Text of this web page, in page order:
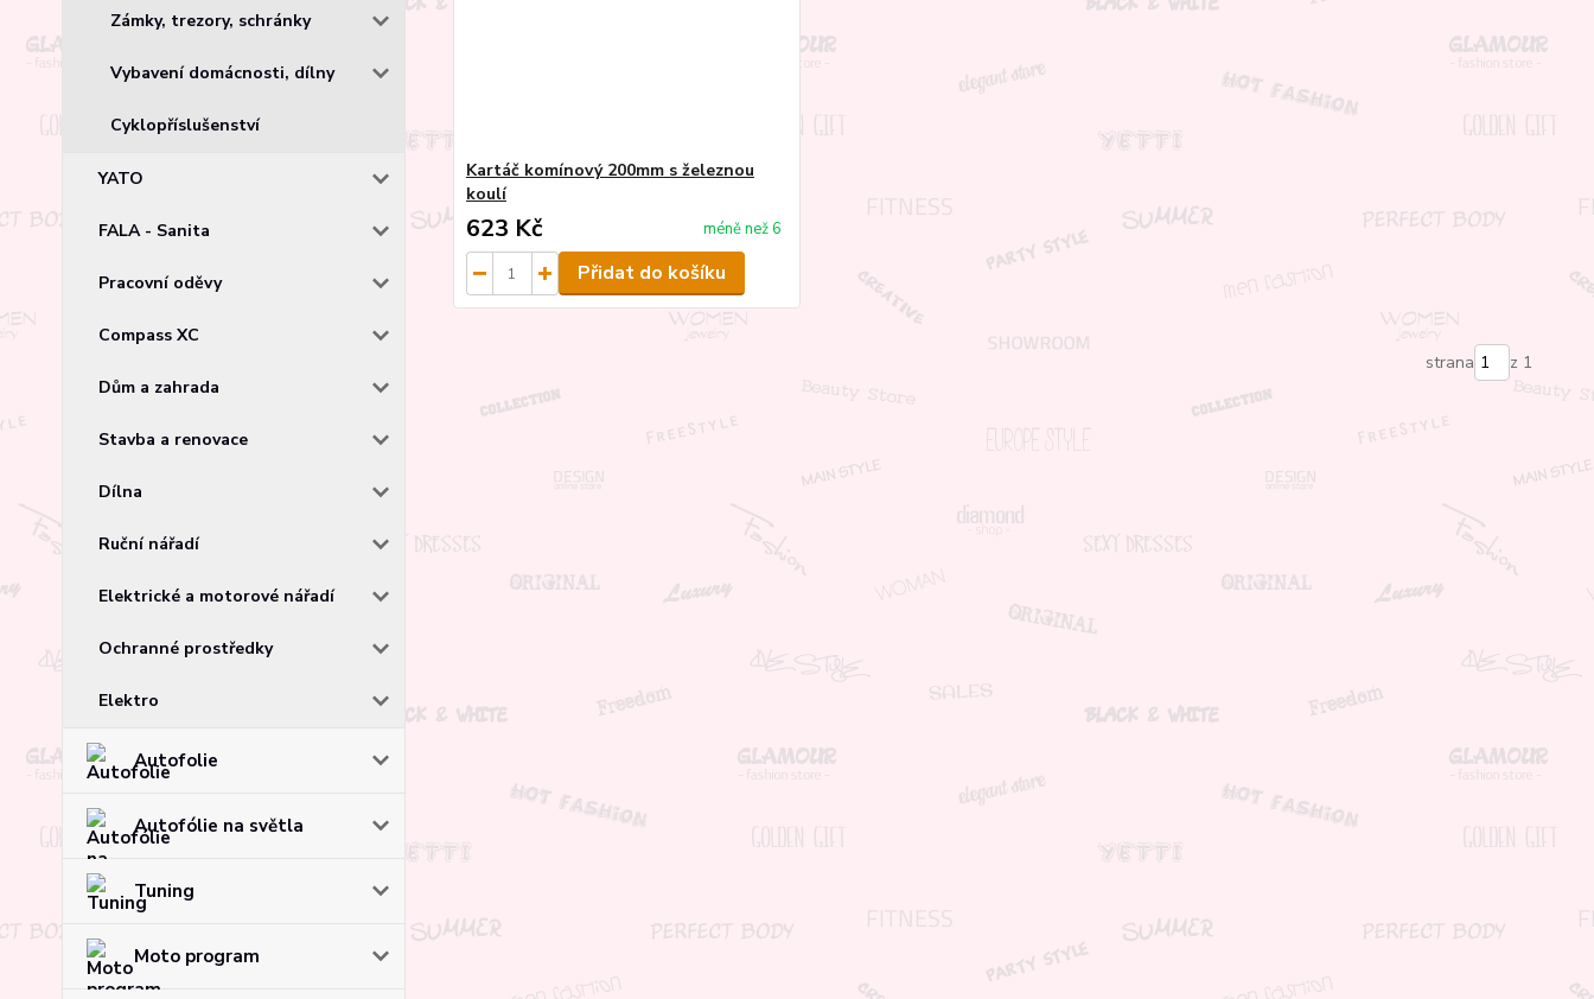
Zámky, trezory, schránky
Vybavení domácnosti, dílny
Cyklopříslušenství
YATO
FALA - Sanita
Pracovní oděvy
Compass XC
Dům a zahrada
Stavba a renovace
Dílna
Ruční nářadí
Elektrické a motorové nářadí
Ochranné prostředky
Elektro
Autofolie
Autofólie na světla
Tuning
Moto program
Kartáč komínový 200mm s železnou
koulí
623 Kč méně než 6
Přidat do košíku
strana z 1